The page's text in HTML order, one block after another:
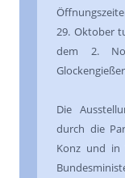
29. Oktober
dem 2.
Die
durch die
Konz und in